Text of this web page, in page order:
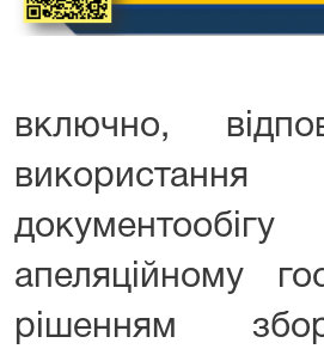
включно,
апеляційному
рішенням